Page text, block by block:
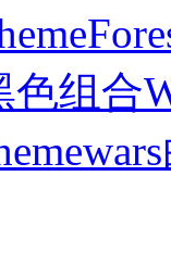
色组合